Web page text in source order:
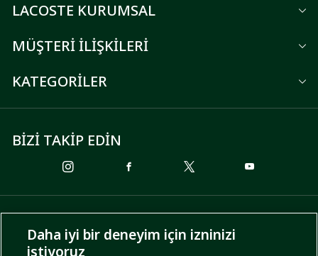
LACOSTE KURUMSAL
MÜŞTERİ İLİŞKİLERİ
KATEGORİLER
BİZİ TAKİP EDİN
ÖDEME SEÇENEKLERİ
Daha iyi bir deneyim için izninizi
istiyoruz